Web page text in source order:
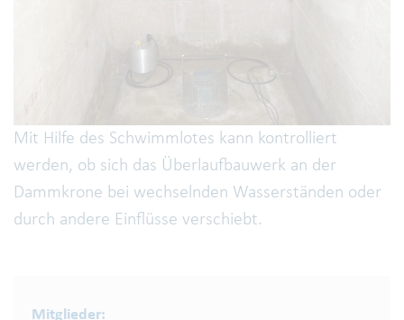
Mit Hilfe des Schwimmlotes kann kontrolliert
werden, ob sich das Überlaufbauwerk an der
Dammkrone bei wechselnden Wasserständen oder
durch andere Einflüsse verschiebt.
Mitglieder: